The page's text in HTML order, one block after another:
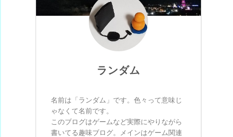
ランダム
名前は「ランダム」です。色々って意味じ
ゃなくて名前です。
このブログはゲームなど実際にやりながら
書いてる趣味ブログ。メインはゲーム関連